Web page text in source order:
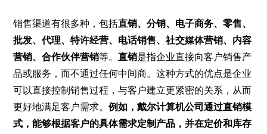
销售渠道有很多种，包括直销、分销、电子商务、零售、
批发、代理、特许经营、电话销售、社交媒体营销、内容
营销、合作伙伴营销等。直销是指企业直接向客户销售产
品或服务，而不通过任何中间商。这种方式的优点是企业
可以直接控制销售过程，与客户建立更紧密的关系，从而
更好地满足客户需求。例如，戴尔计算机公司通过直销模
式，能够根据客户的具体需求定制产品，并在定价和库存